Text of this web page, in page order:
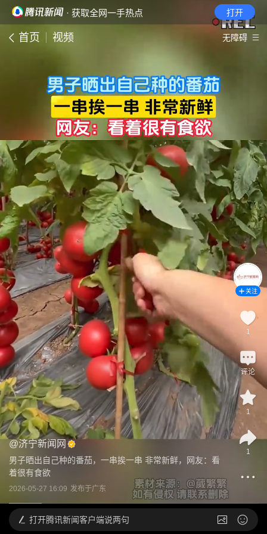
· 获取全网一手热点 打开
首页 视频 无障碍
@济宁新闻网
男子晒出自己种的番茄，一串挨一串 非常新鲜，网友：看
着很有食欲
2026-05-27 16:09 发布于广东
关注
1
评论
1
1
打开腾讯新闻客户端说两句